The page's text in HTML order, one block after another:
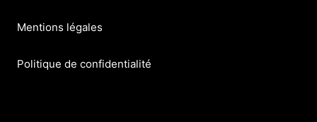
Mentions légales
Politique de confidentialité